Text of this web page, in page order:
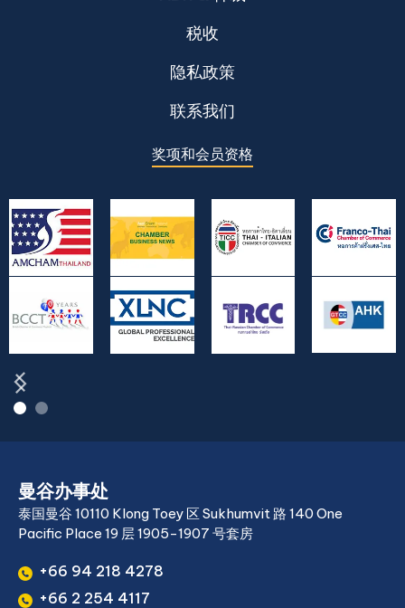
税收
隐私政策
联系我们
奖项和会员资格
曼谷办事处
泰国曼谷 10110 Klong Toey 区 Sukhumvit 路 140 One
Pacific Place 19 层 1905-1907 号套房
+66 94 218 4278
+66 2 254 4117